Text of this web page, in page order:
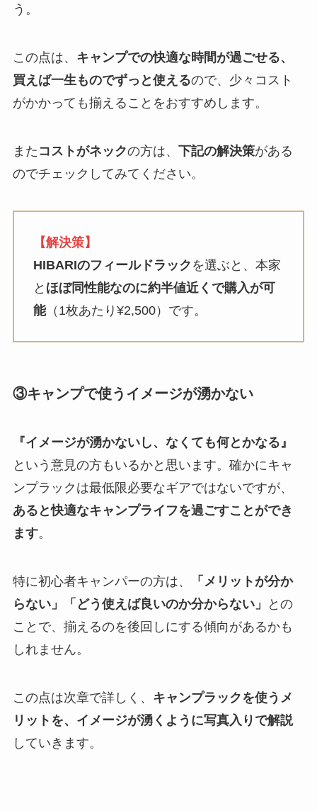
う。
この点は、 キャンプでの快適な時間が過ごせる、
買えば一生ものでずっと使えるので、少々コスト
がかかっても揃えることをおすすめします。
また コストがネックの方は、 下記の解決策がある
のでチェックしてみてください。
【解決策】
HIBARIのフィールドラック を選ぶと、本家
と ほぼ同性能なのに約半値近くで購入が可
能（1枚あたり¥2,500）です。
③キャンプで使うイメージが湧かない
『イメージが湧かないし、なくても何とかなる』
という意見の方もいるかと思います。確かにキャ
ンプラックは最低限必要なギアではないですが、
あると快適なキャンプライフを過ごすことができ
ます。
特に初心者キャンパーの方は、
「メリットが分か
らない」「どう使えば良いのか分からない」
との
ことで、揃えるのを後回しにする傾向があるかも
しれません。
この点は次章で詳しく、 キャンプラックを使うメ
リットを、イメージが湧くように写真入りで解説
していきます。